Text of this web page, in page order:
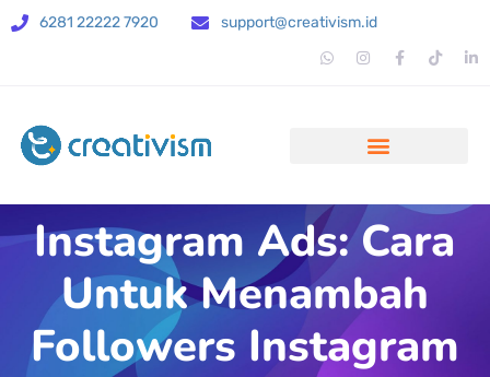
6281 22222 7920 support@creativism.id
Instagram Ads: Cara
Untuk Menambah
Followers Instagram